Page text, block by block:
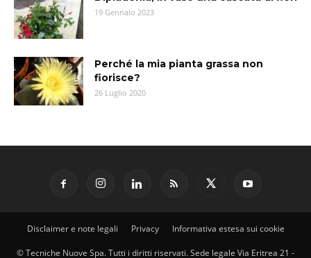
19 Gennaio 2023
Perché la mia pianta grassa non
fiorisce?
26 Luglio 2020
Disclaimer e note legali Privacy Informativa estesa sui cookie
© Tecniche Nuove Spa. Tutti i diritti riservati. Sede legale Via Eritrea 21 -